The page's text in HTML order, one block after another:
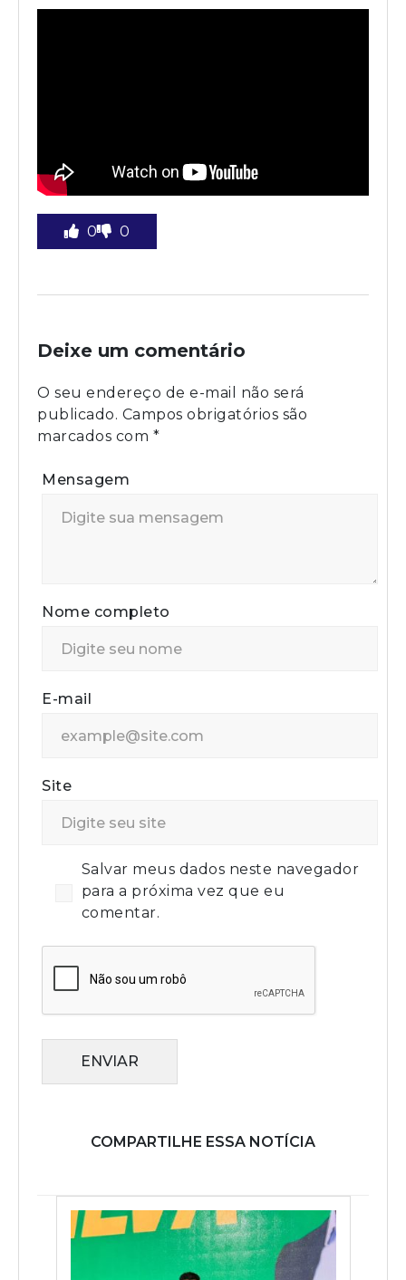
0 0
Deixe um comentário
O seu endereço de e-mail não será
publicado. Campos obrigatórios são
marcados com *
Mensagem
Nome completo
E-mail
Site
Salvar meus dados neste navegador
para a próxima vez que eu
comentar.
ENVIAR
COMPARTILHE ESSA NOTÍCIA